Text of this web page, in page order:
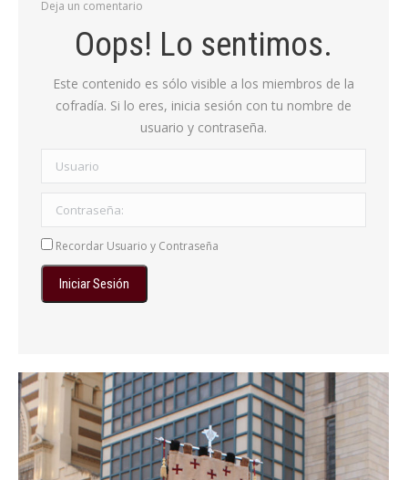
Deja un comentario
Oops! Lo sentimos.
Este contenido es sólo visible a los miembros de la
cofradía. Si lo eres, inicia sesión con tu nombre de
usuario y contraseña.
Usuario
Contraseña:
Recordar Usuario y Contraseña